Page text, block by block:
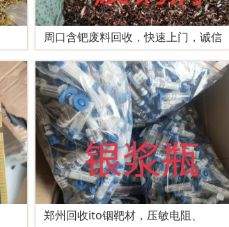
周口含钯废料回收，快速上门，诚信
郑州回收ito铟靶材，压敏电阻、